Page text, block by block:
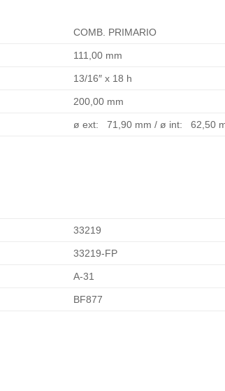
COMB. PRIMARIO
111,00 mm
13/16″ x 18 h
200,00 mm
ø ext: 71,90 mm / ø int: 62,50
33219
33219-FP
A-31
BF877